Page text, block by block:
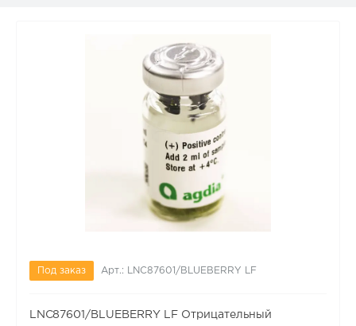
Под заказ Арт.: LNC87601/BLUEBERRY LF
LNC87601/BLUEBERRY LF Отрицательный